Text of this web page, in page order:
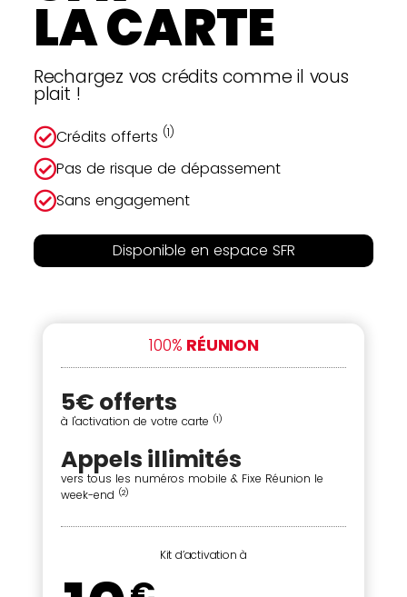
LA CARTE
Rechargez vos crédits comme il vous
plait !
Crédits offerts (1)
Pas de risque de dépassement
Sans engagement
Disponible en espace SFR
100% RÉUNION
5€ offerts
à l'activation de votre carte (1)
Appels illimités
vers tous les numéros mobile & Fixe Réunion le
week-end (2)
Kit d’activation à